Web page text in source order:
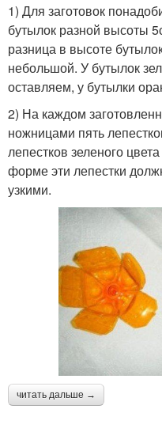
1) Для заготовок
бутылок разной высоты
разница в высоте
небольшой. У бутылок
оставляем, у бутылки
2) На каждом
ножницами пять
лепестков зеленого
форме эти лепестки
узкими.
читать дальше →